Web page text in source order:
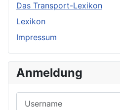
Das Transport-Lexikon
Lexikon
Impressum
Anmeldung